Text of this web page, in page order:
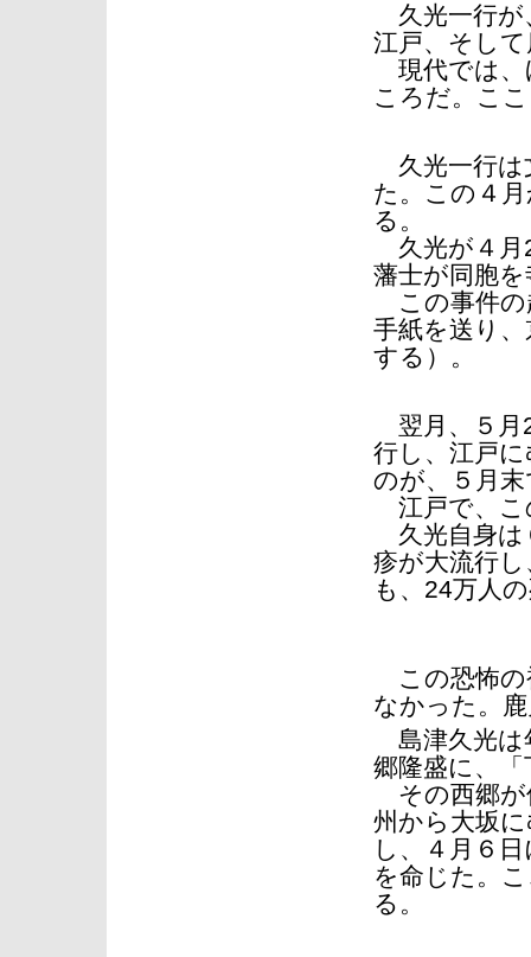
久光一行が
江戸、そし
現代では、
ころだ。こ
久光一行は
た。この４
る。
久光が４月
藩士が同胞
この事件の
手紙を送り
する）。
翌月、５月
行し、江戸
のが、５月
江戸で、こ
久光自身は
疹が大流行
も、24万人
この恐怖の
なかった。
島津久光は
郷隆盛に、
その西郷が
州から大坂
し、４月６
を命じた。
る。